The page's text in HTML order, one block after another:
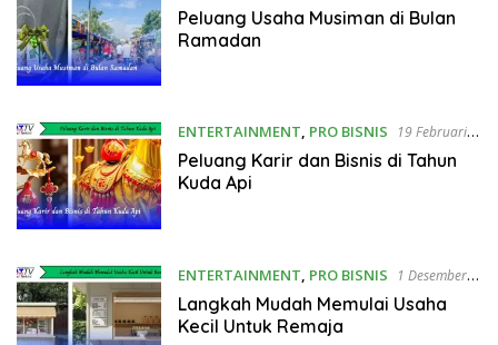
2026
Peluang Usaha Musiman di Bulan
Ramadan
ENTERTAINMENT, PRO BISNIS
19 Februari
2026
Peluang Karir dan Bisnis di Tahun
Kuda Api
ENTERTAINMENT PRO BISNIS
1 Desember
2025
Langkah Mudah Memulai Usaha
Kecil Untuk Remaja